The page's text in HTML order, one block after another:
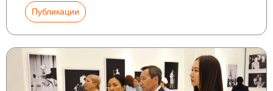
Публикации